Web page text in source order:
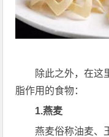
除此之外，在这
脂作用的食物：
1.燕麦
燕麦俗称油麦、